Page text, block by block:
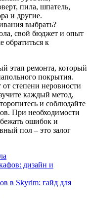
пила, шпатель,
и другие.
выбрать?
свой бюджет и опыт
обратиться к
этап ремонта, который
покрытия.
степени неровности
каждый метод,
и соблюдайте
При необходимости
ошибок и
пол – это залог
дизайн и
в Skyrim: гайд для